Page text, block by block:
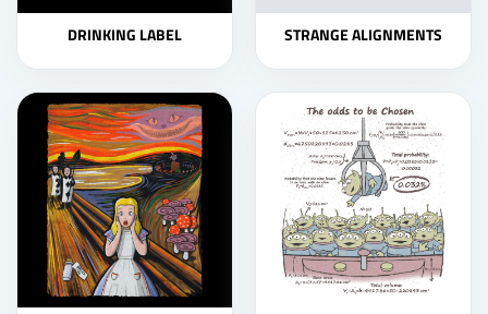
DRINKING LABEL STRANGE ALIGNMENTS